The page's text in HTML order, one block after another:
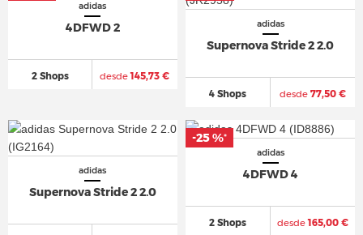
adidas
4DFWD 2
2 Shops desde145,73 €
adidas
Supernova Stride 2 2.0
4 Shops desde77,50 €
adidas
Supernova Stride 2 2.0
adidas
4DFWD 4
2 Shops desde165,00 €
-25 %*